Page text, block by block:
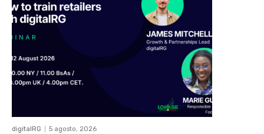
digitalRG 5 agosto, 2026